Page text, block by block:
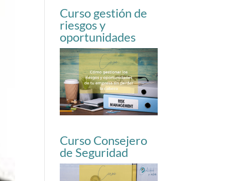
Curso gestión de
riesgos y
oportunidades
Curso Consejero
de Seguridad